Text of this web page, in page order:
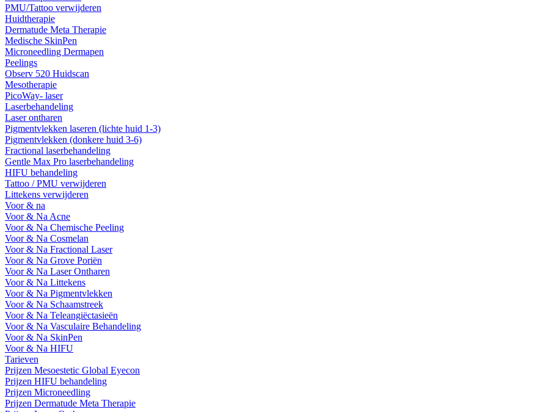
PMU/Tattoo verwijderen
Huidtherapie
Dermatude Meta Therapie
Medische SkinPen
Microneedling Dermapen
Peelings
Observ 520 Huidscan
Mesotherapie
PicoWay- laser
Laserbehandeling
Laser ontharen
Pigmentvlekken laseren (lichte huid 1-3)
Pigmentvlekken (donkere huid 3-6)
Fractional laserbehandeling
Gentle Max Pro laserbehandeling
HIFU behandeling
Tattoo / PMU verwijderen
Littekens verwijderen
Voor & na
Voor & Na Acne
Voor & Na Chemische Peeling
Voor & Na Cosmelan
Voor & Na Fractional Laser
Voor & Na Grove Poriën
Voor & Na Laser Ontharen
Voor & Na Littekens
Voor & Na Pigmentvlekken
Voor & Na Schaamstreek
Voor & Na Teleangiëctasieën
Voor & Na Vasculaire Behandeling
Voor & Na SkinPen
Voor & Na HIFU
Tarieven
Prijzen Mesoestetic Global Eyecon
Prijzen HIFU behandeling
Prijzen Microneedling
Prijzen Dermatude Meta Therapie